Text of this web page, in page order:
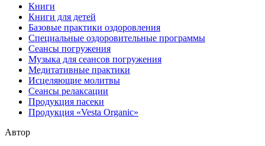
Книги
Книги для детей
Базовые практики оздоровления
Специальные оздоровительные программы
Сеансы погружения
Музыка для сеансов погружения
Медитативные практики
Исцеляющие молитвы
Сеансы релаксации
Продукция пасеки
Продукция «Vesta Organic»
Автор